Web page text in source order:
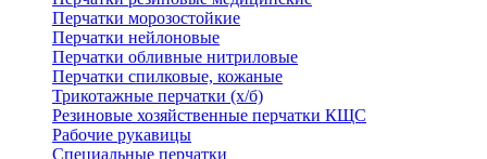
Перчатки морозостойкие
Перчатки нейлоновые
Перчатки обливные нитриловые
Перчатки спилковые, кожаные
Трикотажные перчатки (х/б)
Резиновые хозяйственные перчатки КЩС
Рабочие рукавицы
Специальные перчатки